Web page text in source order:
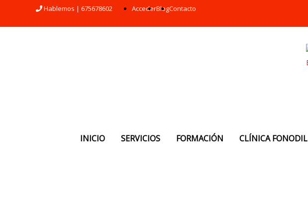
Hablemos | 675678602 AccederBlogContacto
INICIO SERVICIOS FORMACIÓN CLÍNICA FONODIL